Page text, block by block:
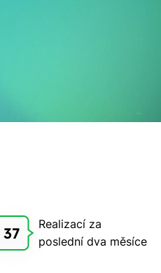
37
Realizací za
poslední dva měsíce